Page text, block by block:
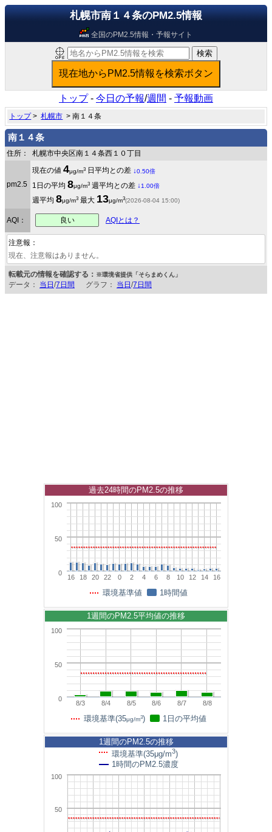
札幌市南１４条のPM2.5情報
全国のPM2.5情報・予報サイト
トップ- 今日の予報/週間 - 予報動画
トップ>札幌市 > 南１４条
南１４条
住所： 札幌市中央区南１４条西１０丁目
pm2.5
現在の値 4μg/m3 日平均との差 ↓0.50倍
1日の平均 8μg/m3 週平均との差 ↓1.00倍
週平均 8μg/m3 最大 13μg/m3(2026-08-04 15:00)
AQI： 良い AQIとは？
注意報：
現在、注意報はありません。
転載元の情報を確認する： ※環境省提供「そらまめくん」
データ： 当日 /7日間 グラフ： 当日 /7日間
16 18 20 22 0 2 4 6 8 10 12 14 16
0
50
100
過去24時間のPM2.5の推移
環境基準値 1時間値
8/3 8/4 8/5 8/6 8/7 8/8
0
50
100
1週間のPM2.5平均値の推移
環境基準(35μg/m3) 1日の平均値
50
100
1週間のPM2.5の推移
環境基準(35μg/m3)
1時間のPM2.5濃度